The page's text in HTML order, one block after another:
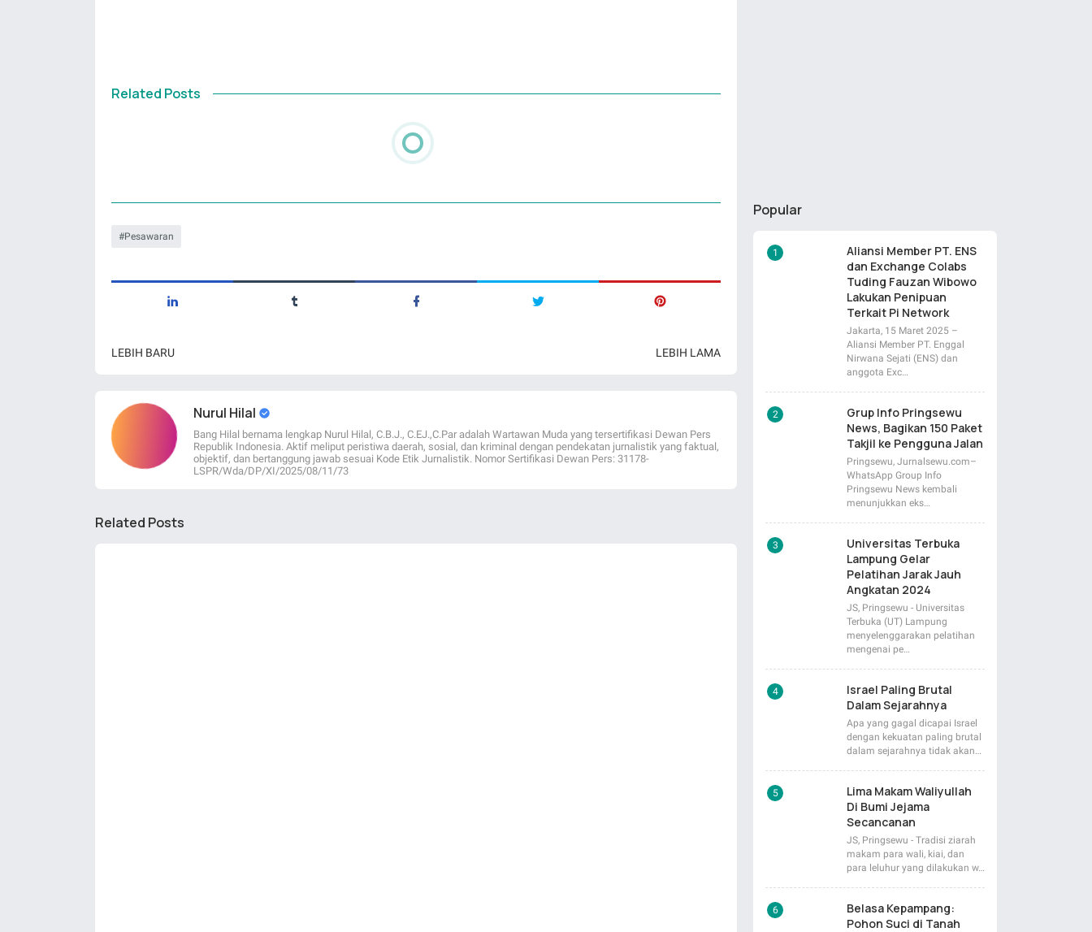
Related Posts
Pesawaran
LEBIH BARU LEBIH LAMA
Nurul Hilal
Bang Hilal bernama lengkap Nurul Hilal, C.B.J., C.EJ.,C.Par adalah Wartawan Muda yang tersertifikasi Dewan Pers
Republik Indonesia. Aktif meliput peristiwa daerah, sosial, dan kriminal dengan pendekatan jurnalistik yang faktual,
objektif, dan bertanggung jawab sesuai Kode Etik Jurnalistik. Nomor Sertifikasi Dewan Pers: 31178-
LSPR/Wda/DP/XI/2025/08/11/73
Related Posts
Popular
Aliansi Member PT. ENS
dan Exchange Colabs
Tuding Fauzan Wibowo
Lakukan Penipuan
Terkait Pi Network
Jakarta, 15 Maret 2025 –
Aliansi Member PT. Enggal
Nirwana Sejati (ENS) dan
anggota Exc…
Grup Info Pringsewu
News, Bagikan 150 Paket
Takjil ke Pengguna Jalan
Pringsewu, Jurnalsewu.com–
WhatsApp Group Info
Pringsewu News kembali
menunjukkan eks…
Universitas Terbuka
Lampung Gelar
Pelatihan Jarak Jauh
Angkatan 2024
JS, Pringsewu - Universitas
Terbuka (UT) Lampung
menyelenggarakan pelatihan
mengenai pe…
Israel Paling Brutal
Dalam Sejarahnya
Apa yang gagal dicapai Israel
dengan kekuatan paling brutal
dalam sejarahnya tidak akan…
Lima Makam Waliyullah
Di Bumi Jejama
Secancanan
JS, Pringsewu - Tradisi ziarah
makam para wali, kiai, dan
para leluhur yang dilakukan w…
Belasa Kepampang:
Pohon Suci di Tanah